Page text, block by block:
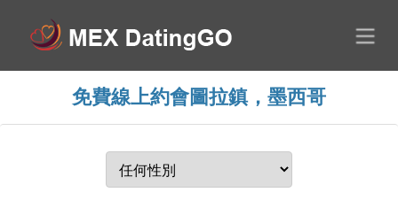
免費線上約會圖拉鎮，墨西哥